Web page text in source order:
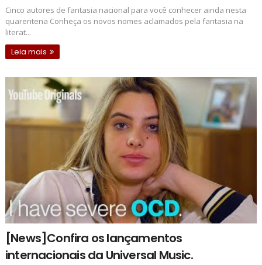
Cinco autores de fantasia nacional para você conhecer ainda nesta
quarentena Conheça os novos nomes aclamados pela fantasia na
literat...
Leia mais
[News]Confira os lançamentos
internacionais da Universal Music.